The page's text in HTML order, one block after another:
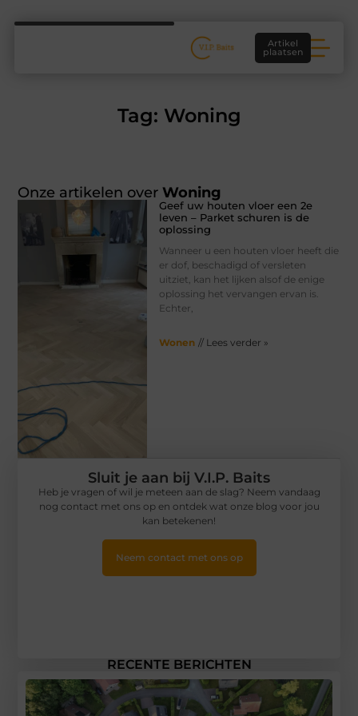
Artikel
plaatsen
Tag: Woning
Onze artikelen over Woning
Geef uw houten vloer een 2e
leven – Parket schuren is de
oplossing
Wanneer u een houten vloer heeft die
er dof, beschadigd of versleten
uitziet, kan het lijken alsof de enige
oplossing het vervangen ervan is.
Echter,
Wonen // Lees verder »
RECENTE BERICHTEN
Sluit je aan bij V.I.P. Baits
Heb je vragen of wil je meteen aan de slag? Neem vandaag
nog contact met ons op en ontdek wat onze blog voor jou
kan betekenen!
Neem contact met ons op